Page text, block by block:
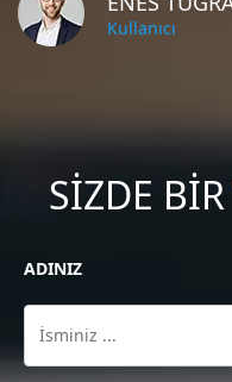
Kullanıcı
SİZDE BİR
ADINIZ